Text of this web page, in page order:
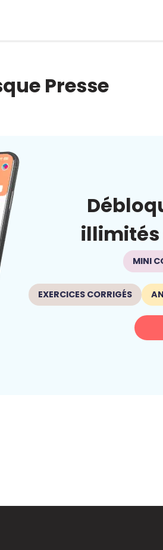
Presse
illimités
MINI
EXERCICES CORRIGÉS